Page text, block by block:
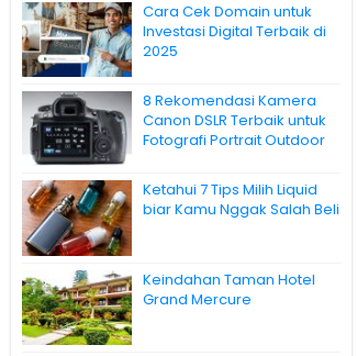
Cara Cek Domain untuk
Investasi Digital Terbaik di
2025
8 Rekomendasi Kamera
Canon DSLR Terbaik untuk
Fotografi Portrait Outdoor
Ketahui 7 Tips Milih Liquid
biar Kamu Nggak Salah Beli
Keindahan Taman Hotel
Grand Mercure